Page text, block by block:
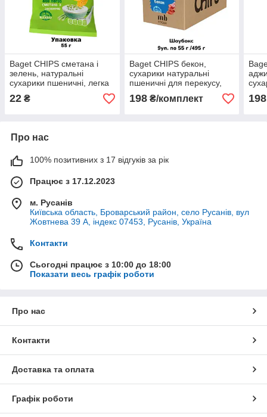
Baget CHIPS сметана і
зелень, натуральні
сухарики пшеничні, легка
закуска з собою в кіно або
на прогулянку
22 ₴
Baget CHIPS бекон,
сухарики натуральні
пшеничні для перекусу,
відпочинку великою
198₴/комплект 198
Про нас
100% позитивних з 17 відгуків за рік
Працює з 17.12.2023
м. Русанів
Київська область, Броварський район, село Русанів, вул
Жовтнева 39 А, індекс 07453, Русанів, Україна
Контакти
Сьогодні працює з 10:00 до 18:00
Показати весь графік роботи
Про нас
Контакти
Доставка та оплата
Графік роботи